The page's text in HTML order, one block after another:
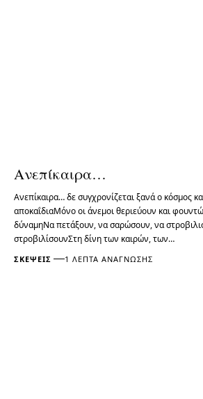
Ανεπίκαιρα…
Ανεπίκαιρα… δε συγχρονίζεται ξανά ο κόσμος
αποκαΐδιαΜόνο οι άνεμοι θεριεύουν και
δύναμηΝα πετάξουν, να σαρώσουν, να
στροβιλίσουνΣτη δίνη των καιρών, των…
ΣΚΈΨΕΙΣ 1 ΛΕΠΤΆ ΑΝΆΓΝΩΣΗΣ